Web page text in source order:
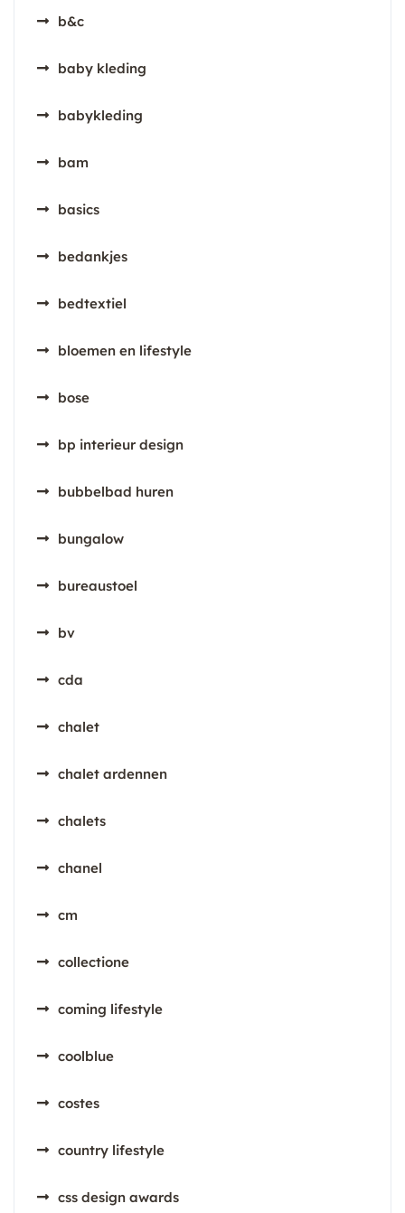
b&c
baby kleding
babykleding
bam
basics
bedankjes
bedtextiel
bloemen en lifestyle
bose
bp interieur design
bubbelbad huren
bungalow
bureaustoel
bv
cda
chalet
chalet ardennen
chalets
chanel
cm
collectione
coming lifestyle
coolblue
costes
country lifestyle
css design awards